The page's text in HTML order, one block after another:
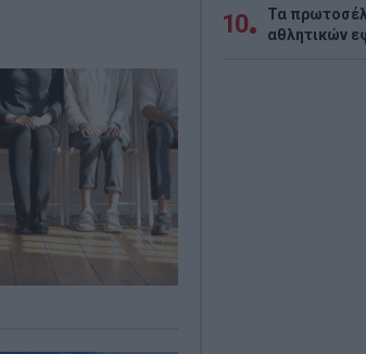
10
Τα
αθλητικών